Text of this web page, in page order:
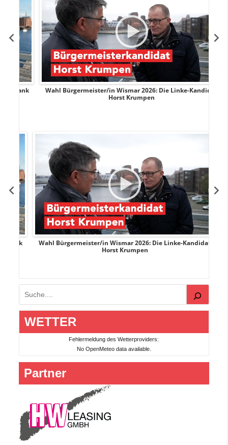
Wahl Bürgermeister/in Wismar 2026: Die Linke-Kandidat
Horst Krumpen
Wahl Bürgermeister/in Wismar 2026: Die Linke-Kandidat
Horst Krumpen
Suchen
WETTER
Fehlermeldung des Wetterproviders:
No OpenMeteo data available.
Partner